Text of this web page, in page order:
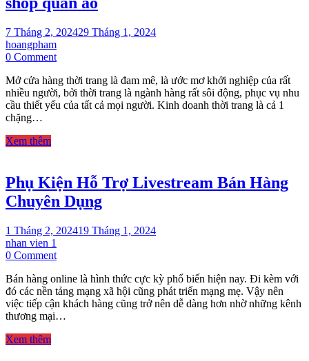
7 Tháng 2, 202429 Tháng 1, 2024
hoangpham
0 Commenton
6
món
đồ
shop
quần
áo
Mở cửa hàng thời trang là đam mê, là ước mơ khởi nghiệp của rất
nhiều người, bởi thời trang là ngành hàng rất sôi động, phục vụ nhu
cầu thiết yếu của tất cả mọi người. Kinh doanh thời trang là cả 1
chặng…
Xem thêm
Phụ Kiện Hỗ Trợ Livestream Bán Hàng
Chuyên Dụng
1 Tháng 2, 202419 Tháng 1, 2024
nhan vien 1
0 Commenton
Kiện
Hỗ
Trợ
Livestream
Bán hàng online là hình thức cực kỳ phổ biến hiện nay. Đi kèm với
đó các nền tảng mạng xã hội cũng phát triển mạng mẹ. Vậy nên
việc tiếp cận khách hàng cũng trở nên dễ dàng hơn nhờ những kênh
thương mại…
Xem thêm